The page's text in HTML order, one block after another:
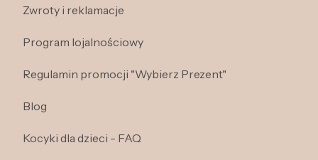
Zwroty i reklamacje
Program lojalnościowy
Regulamin promocji "Wybierz Prezent"
Blog
Kocyki dla dzieci - FAQ